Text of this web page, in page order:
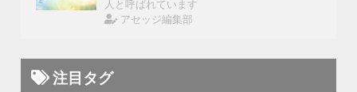
人と呼ばれています
アセッジ編集部
注目タグ